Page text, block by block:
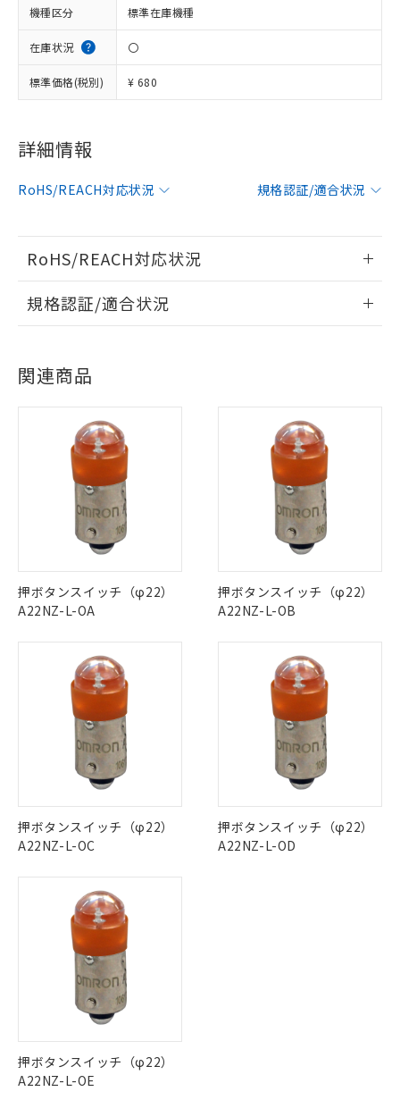
機種区分 標準在庫機種
在庫状況 〇
標準価格(税別) ¥ 680
詳細情報
RoHS/REACH対応状況 規格認証/適合状況
RoHS/REACH対応状況
EU RoHS 注意事項・凡例
対応状況 ※1
対応済み
中国 RoHS 注意事項・凡例
中国 RoHS表※1 ※2
"対応済み"や非含有の記載がされた商品であっても、流通
在庫等で未対応品が混在する可能性があります。
非含有品が必要な際は、弊社営業部門もしくは販売店へお
問い合わせください。
規格認証/適合状況
No
LR型式承認
（イギリス
船舶規格）
BV型式承認
（フランス
船舶規格）
その他の認証はこちらのページからご検索ください
関連商品
押ボタンスイッチ（φ22）
A22NZ-L-OA
押ボタンスイッチ（φ22）
A22NZ-L-OB
押ボタンスイッチ（φ22）
A22NZ-L-OC
押ボタンスイッチ（φ22）
A22NZ-L-OD
押ボタンスイッチ（φ22）
A22NZ-L-OE
ご利用条件
ご利用ください。
本サービスは、当社制御機器事業取扱
商品の当社在庫状況および標準価格
(税抜)を提供させていただくもので
す。
当社制御機器事業取扱商品の中には、
本サービスの対象外となる商品もある
記載している更新日時点での社内デー
タに基づき作成されるものであり、閲
覧された時点での実際の在庫および標
準価格とは異なる場合があることをご
了承ください。
正式な納期状況および標準価格はお客
様のお取引先、またはお客様担当のオ
ムロン制御機器販売店・当社販売員に
ご相談ください。
オムロン制御機器販売店や当社販売拠
点は「
ください。
在庫状況および標準価格結果を当社の
※1 対応状況
対応済み：EU RoHS指令（10物質）の
非含有に対応した製品が提供可能な商品で
す。
有に対応した製品に切り替える予定のある
商品です。
対応予定なし：EU RoHS指令（10物質）の
非含有に非対応の商品で、対応品を出す予
定はありません。
調査・確認中：EU RoHS指令（10物質）の
非含有の対応状況を調査中または確認中の
商品です。
非該当品：ライセンス料など無形物で、有
害物質有無と関係のない商品です。
仕入先様の事情により、非含有部品として
いたものが、含有品と判明した場合などや
むを得ず変更することがあります。
*EU RoHS指令（10物質）：
類(PBB) 1000ppm以下、ポリ臭化ジフェニルエーテル類
(PBDE) 1000ppm以下、フタル酸ビス(2-エチルヘキシ
ル) (DEHP)(別名：DOP) 1000ppm以下、フタル酸ブチ
ルベンジル（BBP） 1000ppm以下、フタル酸ジブチル
（DBP） 1000ppm以下、フタル酸ジイソブチル
(DIBP) 1000ppm以下
但し、RoHS指令で産業用監視および制御機器に対する
適用除外項目は除く。
フタル酸エステル類の４物質については閾値を超える意
図的な使用がないことを確認しています。
※2 対応予定月
※1 中国RoHS○×表
「○」：最大均質材料含有率が中国RoHSの
基準値以下であることを示します。
「×」：最大均質材料含有率が中国RoHSの
基準値を超えていることを示します。
「－」：未確認です。当社販売部門へお問
い合わせください。
Pb(鉛) :1000ppm、 Hg(水銀) : 1000ppm、 Cd(カドミウ
ム) : 100ppm、
Cr(Ⅵ)(六価クロム) : 1000ppm、 PBBs(ポリ臭化ビフェ
ニル類) : 1000ppm、 PBDEs(ポリ臭化ジフェニルエーテ
ル類) : 1000ppm、
DBP(フタル酸ジブチル) : 1000ppm、 DIBP(フタル酸ジ
イソブチル) : 1000ppm、 BBP(フタル酸ブチルベンジ
ル) : 1000ppm、
DEHP(フタル酸ビス(2-エチルヘキシル)) : 1000ppm
「ｅ」：有害物質（10物質）のすべてが基
準値以下であることを示します。
当社は、これら貴社製品のうち、外国
為替および外国貿易法に定める商品
（以下｢規制貨物等」という）を輸出
または国外への提供する場合は、日本
とります。
当社は規制貨物を破棄する場合は、完
全に破砕するなど、違法に輸出されな
いよう必要な手段を講じます。
当社は貴社製品を、核兵器、ミサイ
ル、化学兵器、生物兵器またはその他
武器並びにこれらの製造装置等に一切
当社は、貴社製品を第三者に販売する
場合は、上記1、2および3の内容を当
記
号
○
△
－
たはお客様担当のオムロン制御
機器販売店・当社販売員にご確
認ください)